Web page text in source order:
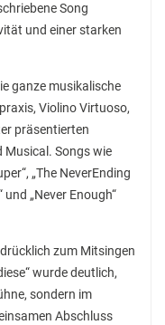
am
Song
und einer starken
ganze musikalische
Violino Virtuoso,
präsentierten
Musical. Songs wie
„The NeverEnding
und „Never Enough“
zum Mitsingen
wurde deutlich,
sondern im
Abschluss